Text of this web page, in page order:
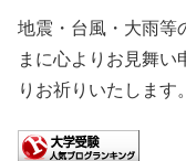
地震・台風・大雨等
まに心よりお見舞い
りお祈りいたします。